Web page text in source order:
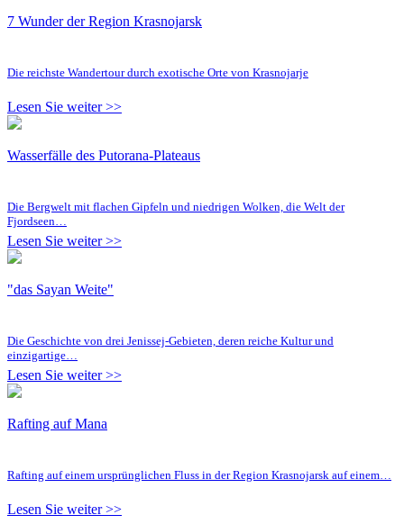
7 Wunder der Region Krasnojarsk
Die reichste Wandertour durch exotische Orte von Krasnojarje
Lesen Sie weiter >>
Wasserfälle des Putorana-Plateaus
Die Bergwelt mit flachen Gipfeln und niedrigen Wolken, die Welt der
Fjordseen…
Lesen Sie weiter >>
"das Sayan Weite"
Die Geschichte von drei Jenissej-Gebieten, deren reiche Kultur und
einzigartige…
Lesen Sie weiter >>
Rafting auf Mana
Rafting auf einem ursprünglichen Fluss in der Region Krasnojarsk auf einem…
Lesen Sie weiter >>